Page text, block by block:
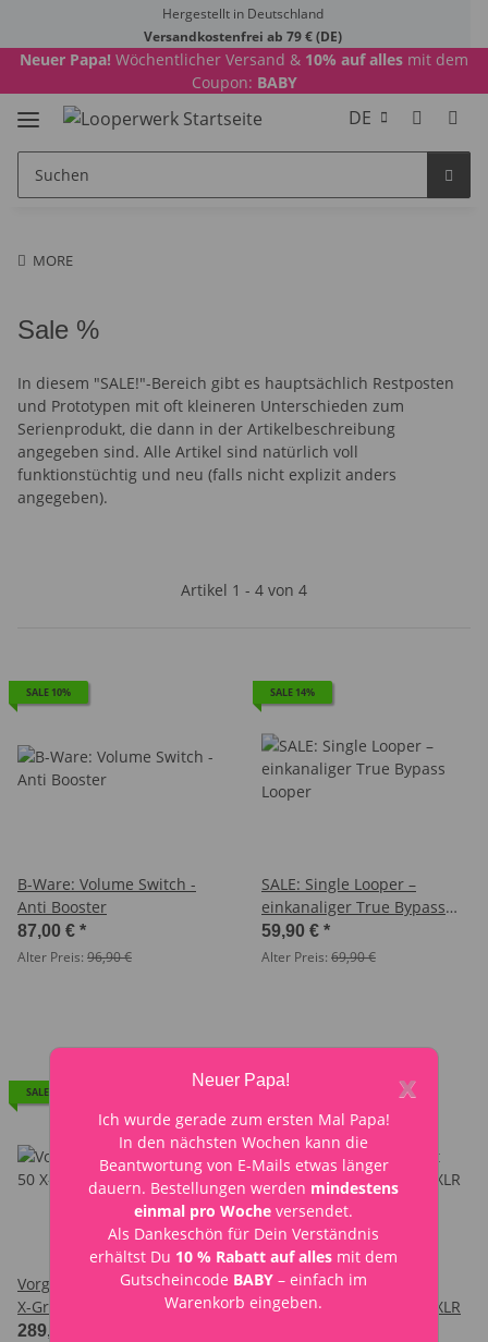
Hergestellt in Deutschland
Versandkostenfrei ab 79 € (DE)
Neuer Papa! Wöchentlicher Versand & 10% auf alles mit dem
Coupon: BABY
DE
MORE
Sale %
In diesem "SALE!"-Bereich gibt es hauptsächlich Restposten
und Prototypen mit oft kleineren Unterschieden zum
Serienprodukt, die dann in der Artikelbeschreibung
angegeben sind. Alle Artikel sind natürlich voll
funktionstüchtig und neu (falls nicht explizit anders
angegeben).
Artikel 1 - 4 von 4
SALE 10%
B-Ware: Volume Switch -
Anti Booster
87,00 € *
Alter Preis: 96,90 €
SALE 14%
SALE: Single Looper –
einkanaliger True Bypass
Looper
59,90 € *
Alter Preis: 69,90 €
SALE 29%
Vorgängermodell: Ascend 50
X-Grid & Lift 50 inkl.
Netzteil-Ablage
289,00 €
Patchbox Modular mit
Patchbox Quartett & 2x XLR
x
Neuer Papa!
Ich wurde gerade zum ersten Mal Papa!
In den nächsten Wochen kann die
Beantwortung von E-Mails etwas länger
dauern. Bestellungen werden mindestens
einmal pro Woche versendet.
Als Dankeschön für Dein Verständnis
erhältst Du 10 % Rabatt auf alles mit dem
Gutscheincode BABY – einfach im
Warenkorb eingeben.